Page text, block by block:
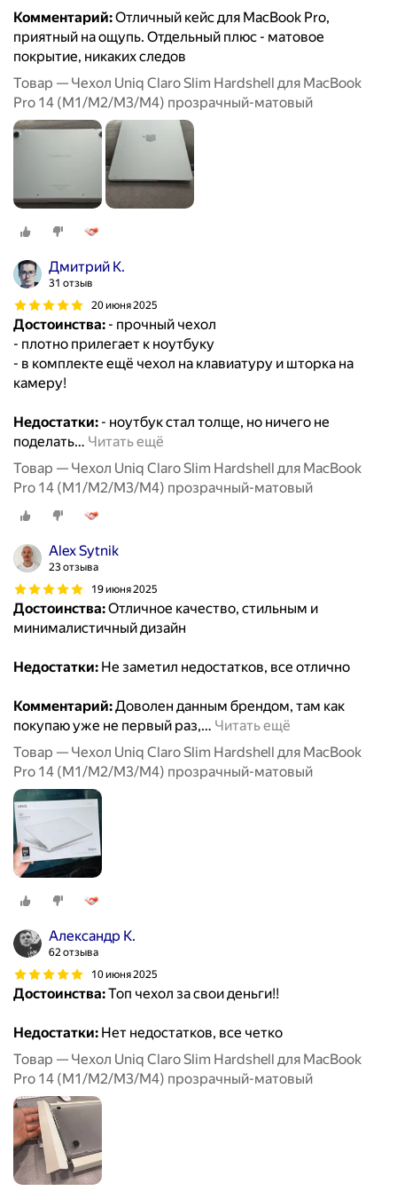
Комментарий:Отличный кейс для MacBook Pro,
приятный на ощупь. Отдельный плюс - матовое
покрытие, никаких следов
Товар — Чехол Uniq Claro Slim Hardshell для MacBook
Pro 14 (M1/M2/M3/M4) прозрачный-матовый
Дмитрий К.
31 отзыв
20 июня 2025
Достоинства: - прочный чехол
- плотно прилегает к ноутбуку
- в комплекте ещё чехол на клавиатуру и шторка на
камеру!
Недостатки: - ноутбук стал толще, но ничего не
поделать… Читать ещё
Товар — Чехол Uniq Claro Slim Hardshell для MacBook
Pro 14 (M1/M2/M3/M4) прозрачный-матовый
Alex Sytnik
23 отзыва
19 июня 2025
Достоинства:Отличное качество, стильным и
минималистичный дизайн
Недостатки: Не заметил недостатков, все отлично
Комментарий:Доволен данным брендом, там как
покупаю уже не первый раз,… Читать ещё
Товар — Чехол Uniq Claro Slim Hardshell для MacBook
Pro 14 (M1/M2/M3/M4) прозрачный-матовый
Александр К.
62 отзыва
10 июня 2025
Достоинства:Топ чехол за свои деньги!!
Недостатки: Нет недостатков, все четко
Товар — Чехол Uniq Claro Slim Hardshell для MacBook
Pro 14 (M1/M2/M3/M4) прозрачный-матовый